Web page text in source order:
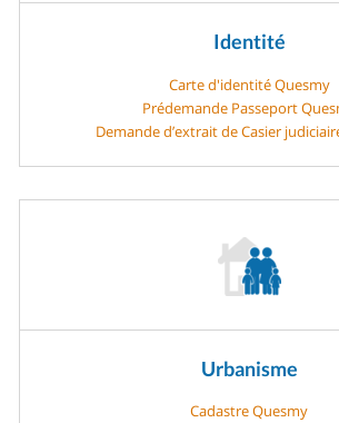
Identité
Carte d'identité Quesmy
Prédemande Passeport
Demande d’extrait de Casier
Urbanisme
Cadastre Quesmy